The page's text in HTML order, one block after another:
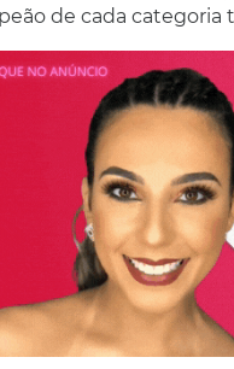
de cada categoria